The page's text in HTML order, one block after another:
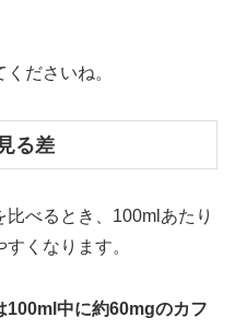
ださいね。
る差
べるとき、100mlあたり
くなります。
100ml中に約60mgのカフ